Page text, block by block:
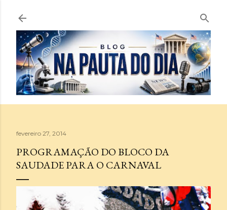
Pular para o conteúdo principal
fevereiro 27, 2014
PROGRAMAÇÃO DO BLOCO DA
SAUDADE PARA O CARNAVAL